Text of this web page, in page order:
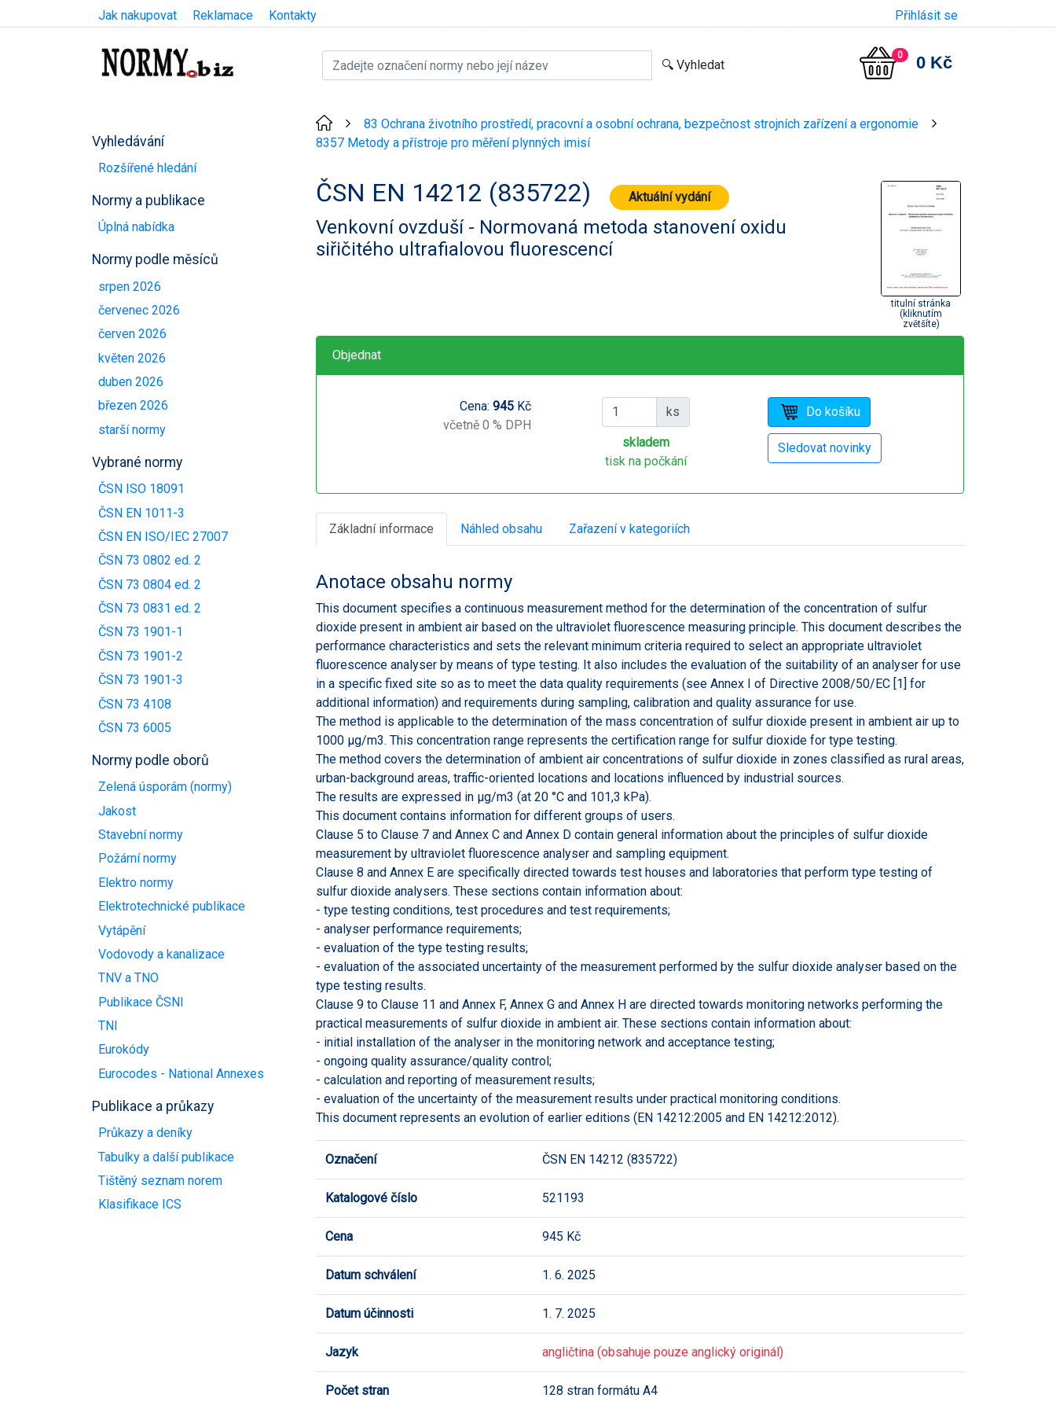
Jak nakupovat Reklamace Kontakty Přihlásit se
0 0 Kč
Vyhledávání
Rozšířené hledání
Normy a publikace
Úplná nabídka
Normy podle měsíců
srpen 2026
červenec 2026
červen 2026
květen 2026
duben 2026
březen 2026
starší normy
Vybrané normy
ČSN ISO 18091
ČSN EN 1011-3
ČSN EN ISO/IEC 27007
ČSN 73 0802 ed. 2
ČSN 73 0804 ed. 2
ČSN 73 0831 ed. 2
ČSN 73 1901-1
ČSN 73 1901-2
ČSN 73 1901-3
ČSN 73 4108
ČSN 73 6005
Normy podle oborů
Zelená úsporám (normy)
Jakost
Stavební normy
Požární normy
Elektro normy
Elektrotechnické publikace
Vytápění
Vodovody a kanalizace
TNV a TNO
Publikace ČSNI
TNI
Eurokódy
Eurocodes - National Annexes
Publikace a průkazy
Průkazy a deníky
Tabulky a další publikace
Tištěný seznam norem
Klasifikace ICS
83 Ochrana životního prostředí, pracovní a osobní ochrana, bezpečnost strojních zařízení a ergonomie
8357 Metody a přístroje pro měření plynných imisí
ČSN EN 14212 (835722) Aktuální vydání
Venkovní ovzduší - Normovaná metoda stanovení oxidu
siřičitého ultrafialovou fluorescencí
titulní stránka
(kliknutím
zvětšíte)
Objednat
Cena: 945Kč
včetně 0 % DPH
ks
skladem
tisk na počkání
Základní informace Náhled obsahu Zařazení v kategoriích
Anotace obsahu normy
This document specifies a continuous measurement method for the determination of the concentration of sulfur
dioxide present in ambient air based on the ultraviolet fluorescence measuring principle. This document describes the
performance characteristics and sets the relevant minimum criteria required to select an appropriate ultraviolet
fluorescence analyser by means of type testing. It also includes the evaluation of the suitability of an analyser for use
in a specific fixed site so as to meet the data quality requirements (see Annex I of Directive 2008/50/EC [1] for
additional information) and requirements during sampling, calibration and quality assurance for use.
The method is applicable to the determination of the mass concentration of sulfur dioxide present in ambient air up to
1000 µg/m3. This concentration range represents the certification range for sulfur dioxide for type testing.
The method covers the determination of ambient air concentrations of sulfur dioxide in zones classified as rural areas,
urban-background areas, traffic-oriented locations and locations influenced by industrial sources.
The results are expressed in µg/m3 (at 20 °C and 101,3 kPa).
This document contains information for different groups of users.
Clause 5 to Clause 7 and Annex C and Annex D contain general information about the principles of sulfur dioxide
measurement by ultraviolet fluorescence analyser and sampling equipment.
Clause 8 and Annex E are specifically directed towards test houses and laboratories that perform type testing of
sulfur dioxide analysers. These sections contain information about:
- type testing conditions, test procedures and test requirements;
- analyser performance requirements;
- evaluation of the type testing results;
- evaluation of the associated uncertainty of the measurement performed by the sulfur dioxide analyser based on the
type testing results.
Clause 9 to Clause 11 and Annex F, Annex G and Annex H are directed towards monitoring networks performing the
practical measurements of sulfur dioxide in ambient air. These sections contain information about:
- initial installation of the analyser in the monitoring network and acceptance testing;
- ongoing quality assurance/quality control;
- calculation and reporting of measurement results;
- evaluation of the uncertainty of the measurement results under practical monitoring conditions.
This document represents an evolution of earlier editions (EN 14212:2005 and EN 14212:2012).
Označení ČSN EN 14212 (835722)
Katalogové číslo 521193
Cena 945 Kč
Datum schválení 1. 6. 2025
Datum účinnosti 1. 7. 2025
Jazyk angličtina (obsahuje pouze anglický originál)
Počet stran 128 stran formátu A4